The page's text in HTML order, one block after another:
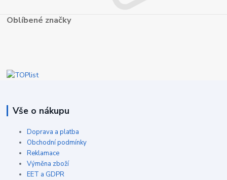
Oblíbené značky
Vše o nákupu
Doprava a platba
Obchodní podmínky
Reklamace
Výměna zboží
EET a GDPR